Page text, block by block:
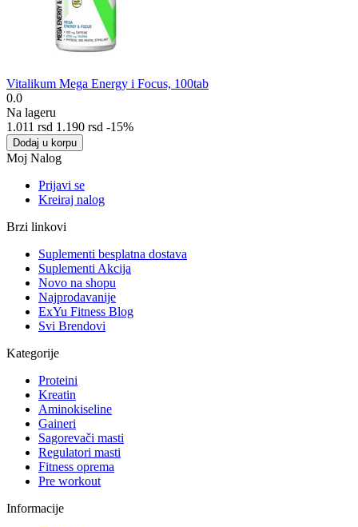
Vitalikum Mega Energy i Focus, 100tab
0.0
Na lageru
1.011 rsd 1.190 rsd -15%
Dodaj u korpu
Moj Nalog
Prijavi se
Kreiraj nalog
Brzi linkovi
Suplementi besplatna dostava
Suplementi Akcija
Novo na shopu
Najprodavanije
ExYu Fitness Blog
Svi Brendovi
Kategorije
Proteini
Kreatin
Aminokiseline
Gaineri
Sagorevači masti
Regulatori masti
Fitness oprema
Pre workout
Informacije